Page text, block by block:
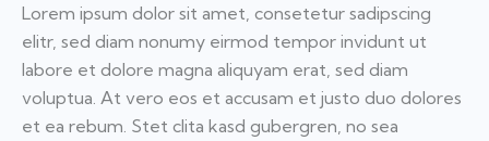
Lorem ipsum dolor sit amet, consetetur sadipscing
elitr, sed diam nonumy eirmod tempor invidunt ut
labore et dolore magna aliquyam erat, sed diam
voluptua. At vero eos et accusam et justo duo dolores
et ea rebum. Stet clita kasd gubergren, no sea